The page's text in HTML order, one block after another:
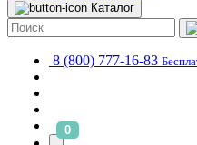
Каталог
8 (800) 777-16-83
0